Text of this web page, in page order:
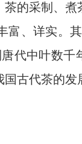
的采制、煮
富、详实。
代中叶数千
古代茶的发